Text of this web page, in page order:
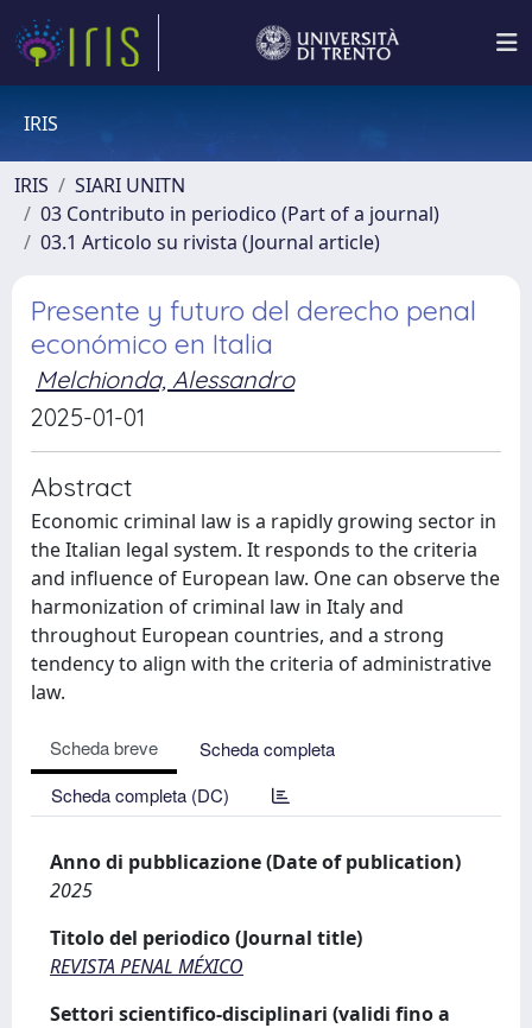
IRIS
IRIS
SIARI UNITN
03 Contributo in periodico (Part of a journal)
03.1 Articolo su rivista (Journal article)
Presente y futuro del derecho penal
económico en Italia
Melchionda, Alessandro
2025-01-01
Abstract
Economic criminal law is a rapidly growing sector in
the Italian legal system. It responds to the criteria
and influence of European law. One can observe the
harmonization of criminal law in Italy and
throughout European countries, and a strong
tendency to align with the criteria of administrative
law.
Scheda breve
Scheda completa
Scheda completa (DC)
Anno di pubblicazione (Date of publication)
2025
Titolo del periodico (Journal title)
REVISTA PENAL MÉXICO
Settori scientifico-disciplinari (validi fino a